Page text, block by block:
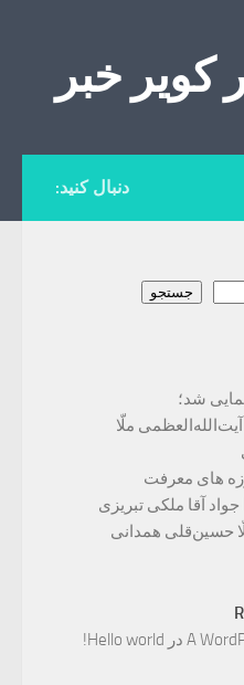
کویر خبر
دنبال کنید:
جستجو
ملّا
های معرفت
جواد آقا ملکی تبریزی
حسین‌قلی همدانی
A در Hello world!